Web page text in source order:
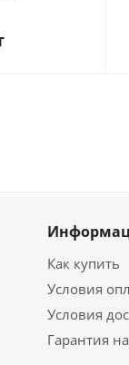
Как купить
Условия
Условия
Гарантия